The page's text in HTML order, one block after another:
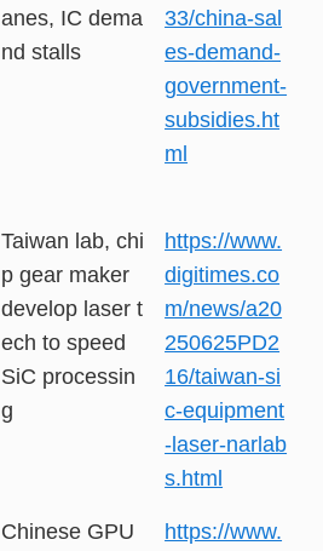
anes, IC dema
nd stalls
33/china-sal
es-demand-
government-
subsidies.ht
ml
Taiwan lab, chi
p gear maker
develop laser t
ech to speed
SiC processin
g
https://www.
digitimes.co
m/news/a20
250625PD2
16/taiwan-si
c-equipment
-laser-narlab
s.html
Chinese GPU
https://www.